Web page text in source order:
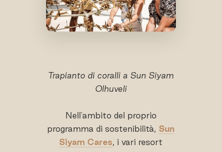
Trapianto di coralli a Sun Siyam
Olhuveli
Nell'ambito del proprio
programma di sostenibilità, Sun
Siyam Cares, i vari resort